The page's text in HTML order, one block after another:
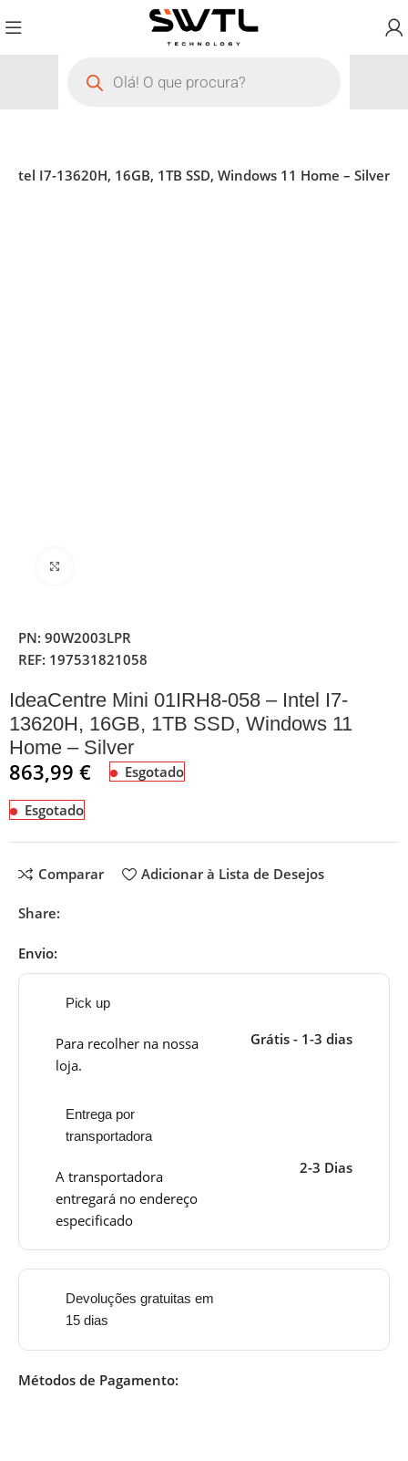
I7-13620H, 16GB, 1TB SSD, Windows 11 Home – Silver
PN:90W2003LPR
REF: 197531821058
IdeaCentre Mini 01IRH8-058 – Intel I7-
13620H, 16GB, 1TB SSD, Windows 11
Home – Silver
863,99€ Esgotado
Esgotado
Comparar Adicionar à Lista de Desejos
Share:
Envio:
Pick up
Para recolher na nossa
loja.
Grátis - 1-3 dias
Entrega por
transportadora
A transportadora
entregará no endereço
especificado
2-3 Dias
Devoluções gratuitas em
15 dias
Métodos de Pagamento: